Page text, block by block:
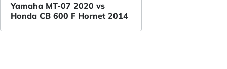
Yamaha MT-07 2020 vs
Honda CB 600 F Hornet 2014